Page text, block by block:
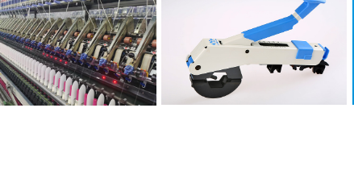
赛络纺单锭监测Multistar
SDDA2042P四罗拉紧密纺V型牵伸气
动加压摇架